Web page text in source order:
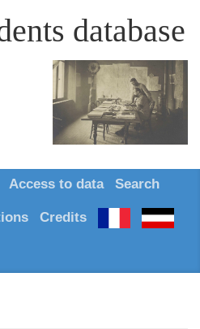
database
Access to data Search
Credits